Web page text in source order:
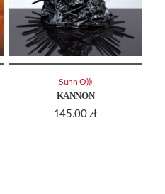
KANNON
145.00 zł
Sunn O)))